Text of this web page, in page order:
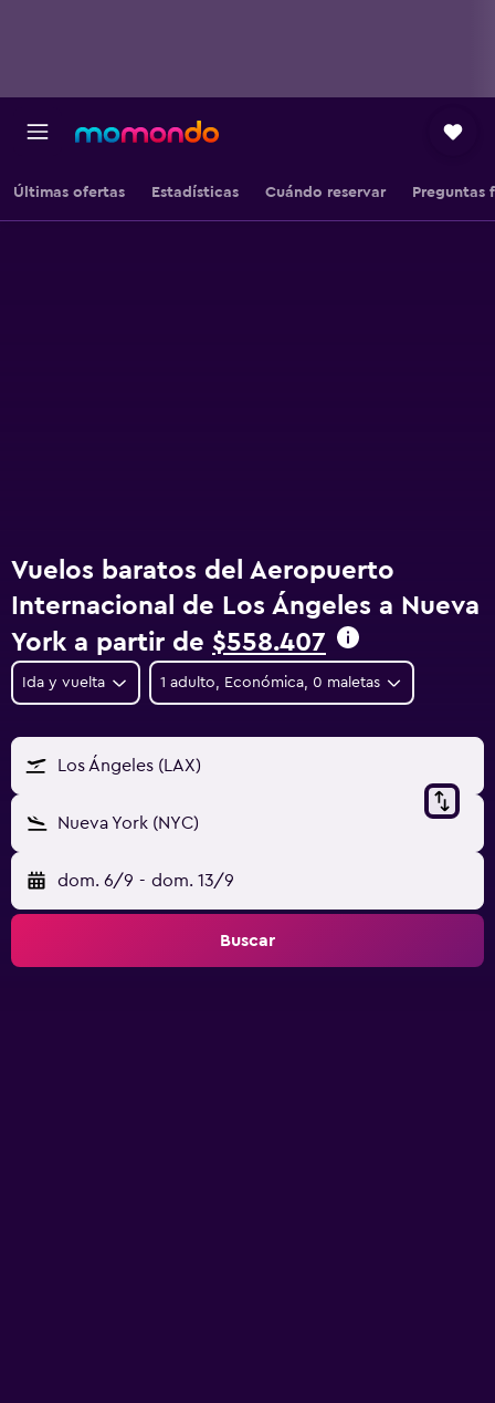
Últimas ofertas Estadísticas Cuándo reservar Preguntas
Vuelos baratos del Aeropuerto
Internacional de Los Ángeles a Nueva
York a partir de $558.407
Ida y vuelta 1 adulto, Económica, 0 maletas
Los Ángeles (LAX)
Nueva York (NYC)
dom. 6/9 - dom. 13/9
Buscar